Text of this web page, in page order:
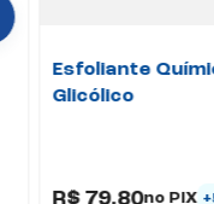
Esfoliante
Glicólico
R$ 79,80no PIX